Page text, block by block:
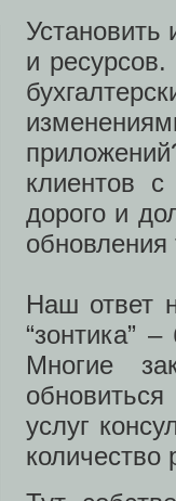
Установить
и
клиентов
дорого и
обновления
Наш ответ
“зонтика”
Многие
услуг